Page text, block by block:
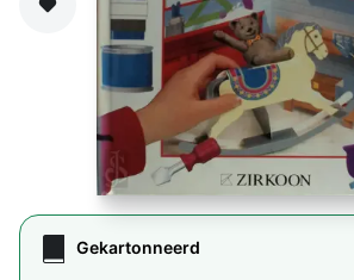
Gekartonneerd